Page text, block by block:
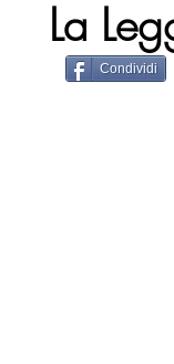
La
Condividi